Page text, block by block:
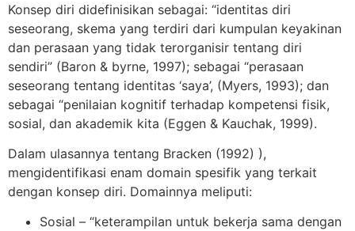
Konsep diri didefinisikan sebagai: “identitas diri
seseorang, skema yang terdiri dari kumpulan keyakinan
dan perasaan yang tidak terorganisir tentang diri
sendiri” (Baron & byrne, 1997); sebagai “perasaan
seseorang tentang identitas ‘saya’, (Myers, 1993); dan
sebagai “penilaian kognitif terhadap kompetensi fisik,
sosial, dan akademik kita (Eggen & Kauchak, 1999).
Dalam ulasannya tentang Bracken (1992) ),
mengidentifikasi enam domain spesifik yang terkait
dengan konsep diri. Domainnya meliputi:
Sosial – “keterampilan untuk bekerja sama dengan